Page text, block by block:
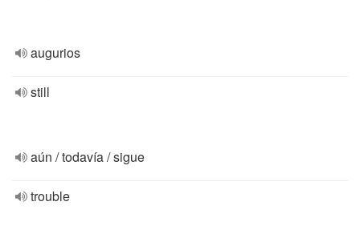
augurios
still
aún / todavía / sigue
trouble